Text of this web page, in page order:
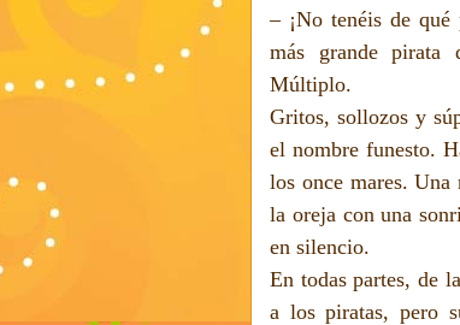
– ¡No tenéis de
más grande pirata
Múltiplo.
Gritos, sollozos y
el nombre funesto.
los once mares.
la oreja con una
en silencio.
En todas partes, de
a los piratas, pero